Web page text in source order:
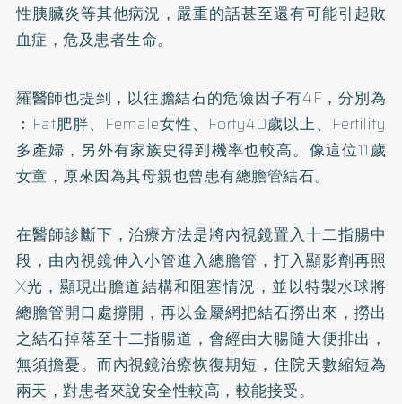
性胰臟炎等其他病況，嚴重的話甚至還有可能引起敗
血症，危及患者生命。
羅醫師也提到，以往膽結石的危險因子有4F，分別為
︰Fat肥胖、Female女性、Forty40歲以上、Fertility
多產婦，另外有家族史得到機率也較高。像這位11歲
女童，原來因為其母親也曾患有總膽管結石。
在醫師診斷下，治療方法是將內視鏡置入十二指腸中
段，由內視鏡伸入小管進入總膽管，打入顯影劑再照
X光，顯現出膽道結構和阻塞情況，並以特製水球將
總膽管開口處撐開，再以金屬網把結石撈出來，撈出
之結石掉落至十二指腸道，會經由大腸隨大便排出，
無須擔憂。而內視鏡治療恢復期短，住院天數縮短為
兩天，對患者來說安全性較高，較能接受。